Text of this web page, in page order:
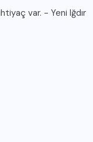
var. - Yeni Iğdır